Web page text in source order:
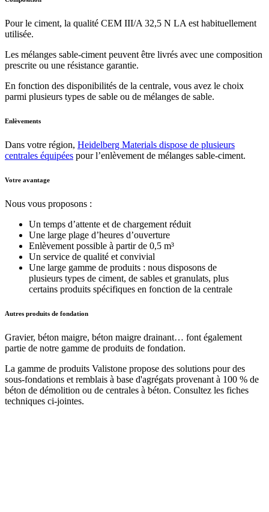
Pour le ciment, la qualité CEM III/A 32,5 N LA est habituellement
utilisée.
Les mélanges sable-ciment peuvent être livrés avec une composition
prescrite ou une résistance garantie.
En fonction des disponibilités de la centrale, vous avez le choix
parmi plusieurs types de sable ou de mélanges de sable.
Enlèvements
Dans votre région, Heidelberg Materials dispose de plusieurs
centrales équipées pour l’enlèvement de mélanges sable-ciment.
Votre avantage
Nous vous proposons :
Un temps d’attente et de chargement réduit
Une large plage d’heures d’ouverture
Enlèvement possible à partir de 0,5 m³
Un service de qualité et convivial
Une large gamme de produits : nous disposons de
plusieurs types de ciment, de sables et granulats, plus
certains produits spécifiques en fonction de la centrale
Autres produits de fondation
Gravier, béton maigre, béton maigre drainant… font également
partie de notre gamme de produits de fondation.
La gamme de produits Valistone propose des solutions pour des
sous-fondations et remblais à base d'agrégats provenant à 100 % de
béton de démolition ou de centrales à béton. Consultez les fiches
techniques ci-jointes.